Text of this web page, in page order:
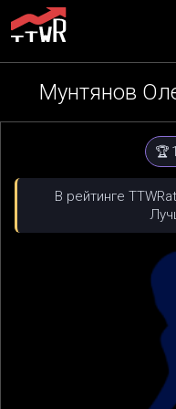
Мунтянов
🏆
В рейтинге